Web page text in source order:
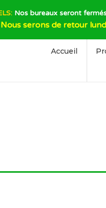
Accueil
Nos bureaux seront
Nous serons de retour